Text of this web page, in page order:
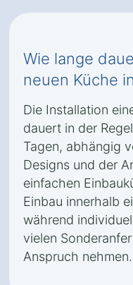
Wie lange
neuen Küche
Die Installation
dauert in der
Tagen, abhängig
Designs und der
einfachen
Einbau innerhalb
während
vielen
Anspruch nehmen.